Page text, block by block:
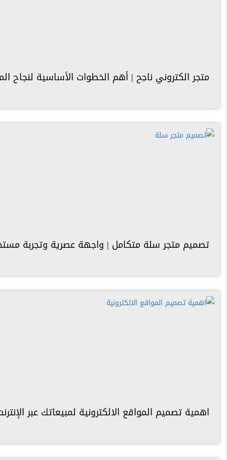
متجر الكتروني ناجح | أهم الخطوات الأساسية لنجاح
تصميم متجر سلة متكامل | واجهة عصرية وتجربة
اهمية تصميم المواقع الالكترونية لمبيعاتك عبر الإنترنت